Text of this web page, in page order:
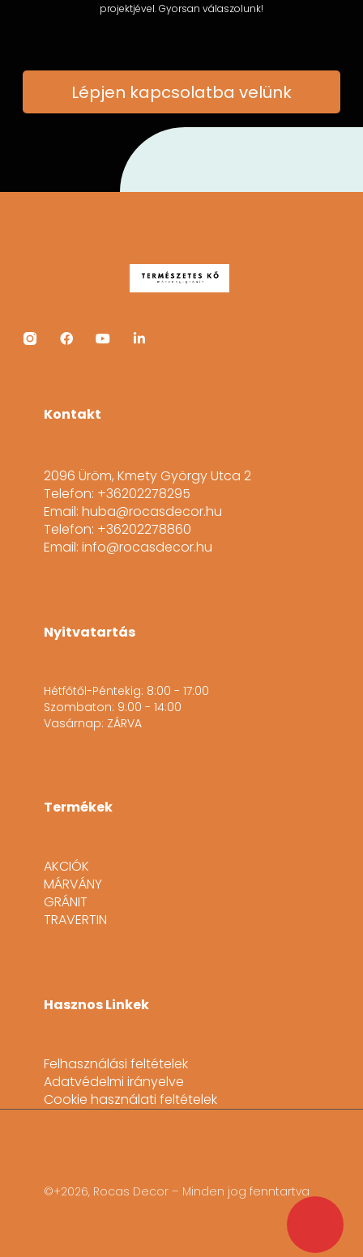
projektjével. Gyorsan válaszolunk!
Lépjen kapcsolatba velünk
Kontakt
2096 Üröm, Kmety György Utca 2
Telefon: +36202278295
Email: huba@rocasdecor.hu
Telefon: +36202278860
Email: info@rocasdecor.hu
Nyitvatartás
Hétfőtől-Péntekig: 8:00 - 17:00
Szombaton: 9:00 - 14:00
Vasárnap: ZÁRVA
Termékek
AKCIÓK
MÁRVÁNY
GRÁNIT
TRAVERTIN
Hasznos Linkek
Felhasználási feltételek
Adatvédelmi irányelve
Cookie használati feltételek
©+2026, Rocas Decor – Minden jog fenntartva